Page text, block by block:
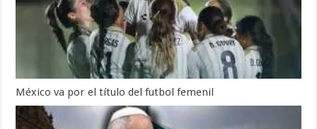
México va por el título del futbol femenil